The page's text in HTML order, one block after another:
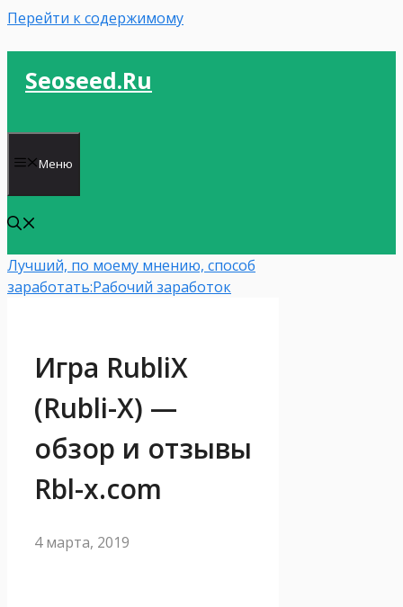
Перейти к содержимому
Seoseed.ru
Меню
Лучший, по моему мнению, способ
заработать:Рабочий заработок
Игра RubliX
(Rubli-X) —
обзор и отзывы
Rbl-x.com
4 марта, 2019